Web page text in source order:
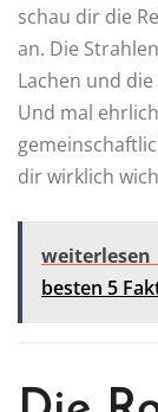
schau dir die
an. Die
Lachen und
Und mal
dir wirklich
weiterlesen
besten 5